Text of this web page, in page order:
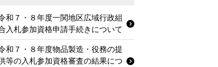
和７・８年度一関地区広域行政組
入札参加資格申請手続きについて
和７・８年度物品製造・役務の提
等の入札参加資格審査の結果につ